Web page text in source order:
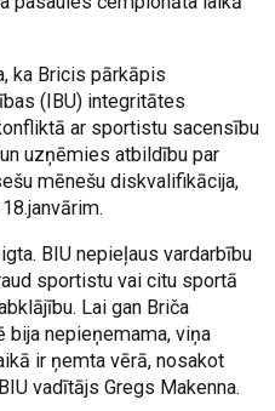
ka Bricis pārkāpis
(IBU) integritātes
ar sportistu sacensību
uzņēmies atbildību par
mēnešu diskvalifikācija,
BIU nepieļaus vardarbību
sportistu vai citu sportā
Lai gan Briča
bija nepieņemama, viņa
ir ņemta vērā, nosakot
vadītājs Gregs Makenna.